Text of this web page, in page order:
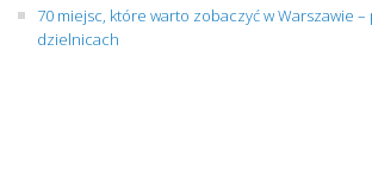
70 miejsc, które warto zobaczyć w Warszawie
dzielnicach